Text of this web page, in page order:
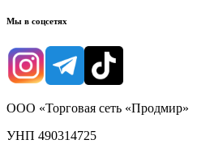
Мы в соцсетях
ООО «Торговая сеть «Продмир»
УНП 490314725